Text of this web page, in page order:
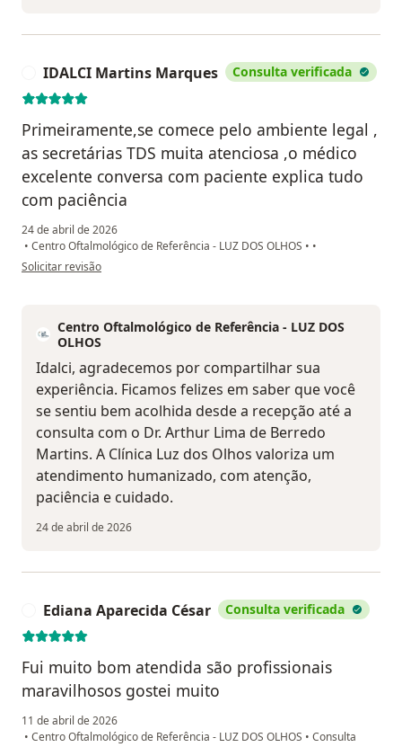
IDALCI Martins Marques Consulta verificada
Primeiramente,se comece pelo ambiente legal ,
as secretárias TDS muita atenciosa ,o médico
excelente conversa com paciente explica tudo
com paciência
24 de abril de 2026
• Centro Oftalmológico de Referência - LUZ DOS OLHOS • •
na opinião do utilizador IDALCI Martins Marques
Solicitar revisão
Centro Oftalmológico de Referência - LUZ DOS
OLHOS
Idalci, agradecemos por compartilhar sua
experiência. Ficamos felizes em saber que você
se sentiu bem acolhida desde a recepção até a
consulta com o Dr. Arthur Lima de Berredo
Martins. A Clínica Luz dos Olhos valoriza um
atendimento humanizado, com atenção,
paciência e cuidado.
24 de abril de 2026
Ediana Aparecida César Consulta verificada
Fui muito bom atendida são profissionais
maravilhosos gostei muito
11 de abril de 2026
• Centro Oftalmológico de Referência - LUZ DOS OLHOS • Consulta